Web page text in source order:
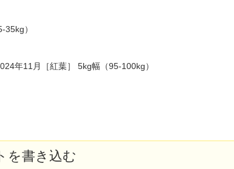
）
年11月［紅葉］ 5kg幅（95-100kg）
を書き込む